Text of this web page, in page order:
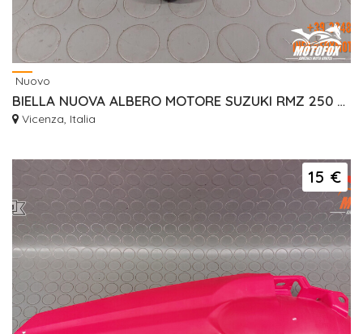
Nuovo
BIELLA NUOVA ALBERO MOTORE SUZUKI RMZ 250 2007-09 1220010H11000
Vicenza, Italia
15 €